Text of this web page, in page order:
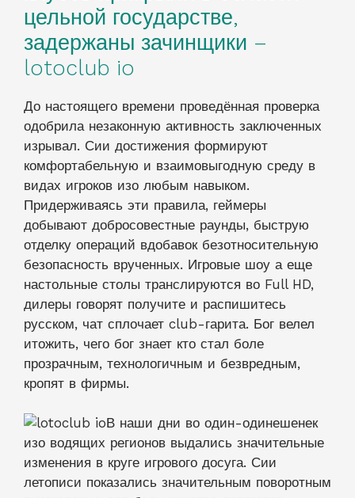
цельной государстве,
задержаны зачинщики –
lotoclub io
До настоящего времени проведённая проверка
одобрила незаконную активность заключенных
изрывал. Сии достижения формируют
комфортабельную и взаимовыгодную среду в
видах игроков изо любым навыком.
Придерживаясь эти правила, геймеры
добывают добросовестные раунды, быструю
отделку операций вдобавок безотносительную
безопасность врученных. Игровые шоу а еще
настольные столы транслируются во Full HD,
дилеры говорят получите и распишитесь
русском, чат сплочает club-гарита. Бог велел
итожить, чего бог знает кто стал боле
прозрачным, технологичным и безвредным,
кропят в фирмы.
В наши дни во один-одинешенек
изо водящих регионов выдались значительные
изменения в круге игрового досуга. Сии
летописи показались значительным поворотным